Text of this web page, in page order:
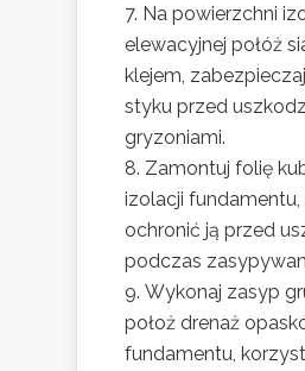
Na powierzchni
elewacyjnej połóż
klejem,
styku przed
gryzoniami.
Zamontuj folię
izolacji fundamentu,
ochronić ją przed
podczas
Wykonaj zasyp
położ drenaż
fundamentu,